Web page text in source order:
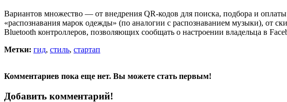
Вариантов множество — от внедрения QR-кодов для поиска, подбора и
«распознавания марок одежды» (по аналогии с распознаванием музыки), от
Bluetooth контроллеров, позволяющих сообщать о настроении владельца в
Метки: гид, стиль, стартап
Комментариев пока еще нет. Вы можете стать первым!
Добавить комментарий!